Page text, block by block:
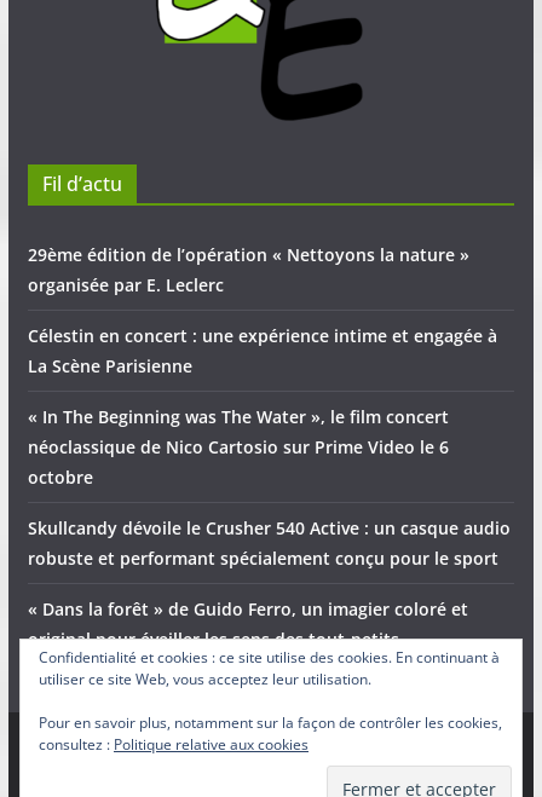
Fil d’actu
29ème édition de l’opération « Nettoyons la nature »
organisée par E. Leclerc
Célestin en concert : une expérience intime et engagée à
La Scène Parisienne
« In The Beginning was The Water », le film concert
néoclassique de Nico Cartosio sur Prime Video le 6
octobre
Skullcandy dévoile le Crusher 540 Active : un casque audio
robuste et performant spécialement conçu pour le sport
« Dans la forêt » de Guido Ferro, un imagier coloré et
original pour éveiller les sens des tout-petits
. Tous droits réservés.
Confidentialité et cookies : ce site utilise des cookies. En continuant à
utiliser ce site Web, vous acceptez leur utilisation.
Pour en savoir plus, notamment sur la façon de contrôler les cookies,
consultez : Politique relative aux cookies